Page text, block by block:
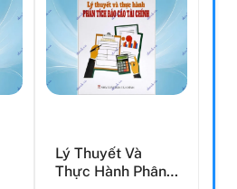
Lý Thuyết Và
Thực Hành Phân